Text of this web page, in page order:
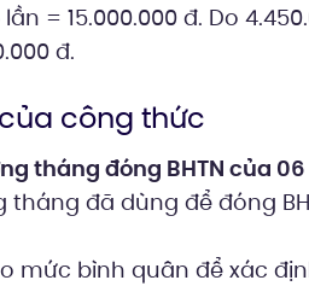
= 15.000.000 đ. Do
đ.
công thức
tháng đóng BHTN của
tháng đã dùng để đóng
mức bình quân để xác